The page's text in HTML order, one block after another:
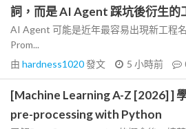
詞，而是 AI Agent 踩坑後衍生的
AI Agent 可能是近年最容易出現新工程
Prom...
由 hardness1020發文 5 小時前
[Machine Learning A-Z [2026] ]
pre-processing with Python